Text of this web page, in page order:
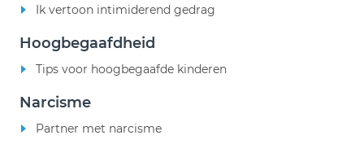
Ik vertoon intimiderend gedrag
Hoogbegaafdheid
Tips voor hoogbegaafde kinderen
Narcisme
Partner met narcisme